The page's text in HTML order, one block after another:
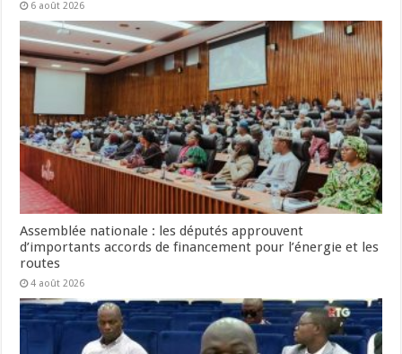
6 août 2026
Assemblée nationale : les députés approuvent
d’importants accords de financement pour l’énergie et les
routes
4 août 2026